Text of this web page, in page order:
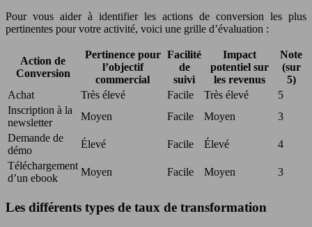
Pour vous aider à identifier les actions de conversion les plus
pertinentes pour votre activité, voici une grille d’évaluation :
Action de
Conversion
Pertinence pour
l’objectif
commercial
Facilité
de
suivi
Impact
potentiel sur
les revenus
Note
(sur
5)
Achat
Très élevé Facile Très élevé
5
Inscription à la
newsletter
Moyen Facile Moyen
3
Demande de
démo
Élevé Facile Élevé
4
Téléchargement
d’un ebook
Moyen Facile Moyen 3
Les différents types de taux de transformation